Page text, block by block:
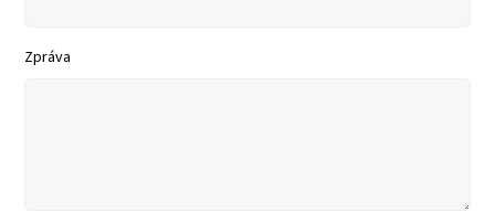
Zpráva